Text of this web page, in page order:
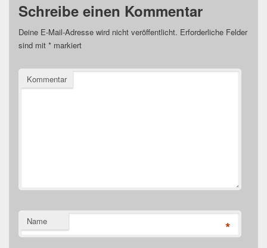
Schreibe einen Kommentar
Deine E-Mail-Adresse wird nicht veröffentlicht. Erforderliche Felder
sind mit * markiert
Kommentar
Name *